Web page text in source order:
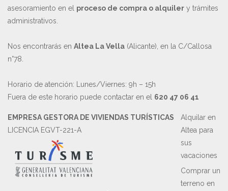
asesoramiento en el proceso de compra o alquiler y trámites
administrativos.
Nos encontrarás en Altea La Vella (Alicante), en la C/Callosa
n°78.
Horario de atención: Lunes/Viernes: 9h – 15h
Fuera de este horario puede contactar en el 620 47 06 41
EMPRESA GESTORA DE VIVIENDAS TURÍSTICAS
LICENCIA EGVT-221-A
Alquilar en
Altea para
sus
vacaciones
Comprar un
terreno en